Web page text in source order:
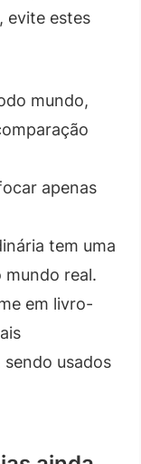
evite estes
mundo,
apenas
tem uma
real.
em livro-
usados